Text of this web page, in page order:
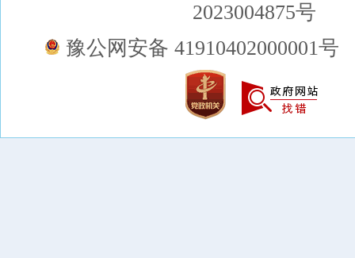
2023004875号
豫公网安备 41910402000001号